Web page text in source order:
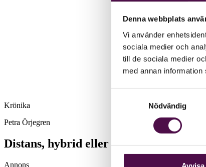
Denna webbplats
Vi använder
sociala medier och
till de sociala medier
med annan
Nödvändig
Krönika
Petra Örjegren
Distans, hybrid eller traditionell
Annons